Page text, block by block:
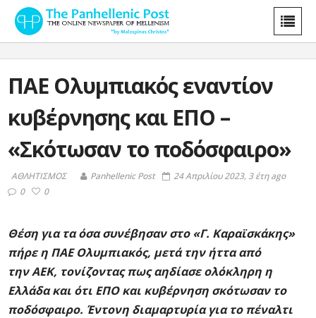
ΠΑΕ Ολυμπιακός εναντίον
κυβέρνησης και ΕΠΟ –
«Σκότωσαν το ποδόσφαιρο»
ΑΘΛΗΤΙΣΜΟΣ Panhellenic Post
24 Απριλίου 2023, 3 έτη ago
0
0
Θέση για τα όσα συνέβησαν στο «Γ. Καραϊσκάκης»
πήρε η ΠΑΕ Ολυμπιακός, μετά την ήττα από
την ΑΕΚ, τονίζοντας πως αηδίασε ολόκληρη η
Ελλάδα και ότι ΕΠΟ και κυβέρνηση σκότωσαν το
ποδόσφαιρο. Έντονη διαμαρτυρία για το πέναλτι